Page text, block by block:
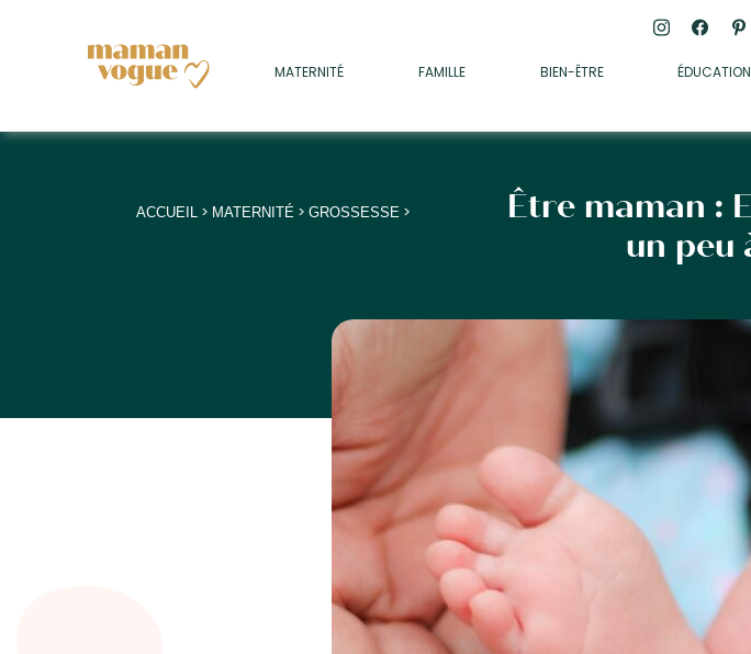
MATERNITÉ FAMILLE BIEN-ÊTRE ÉDUCATION
• SOMMEIL
• MÉDECINE DOUCE
• SOINS
+
+
ACCUEIL > MATERNITÉ >GROSSESSE >
Être maman :
un peu